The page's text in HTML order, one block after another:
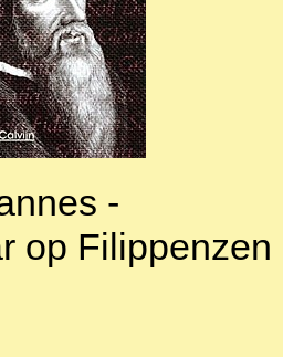
-
op Filippenzen